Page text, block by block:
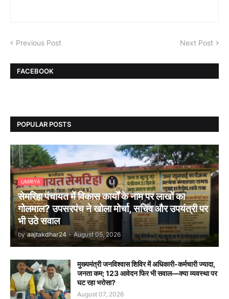
Previous Post Next Post
FACEBOOK
POPULAR POSTS
UMRIYA
सेमरिहा पंचायत में विकास कार्यों के नाम पर लाखों का
गोलमाल? उपसरपंच ने खोला मोर्चा, सचिव और उपयंत्री पर
भी उठे सवाल
by aajtakdhar24 - August 05, 2026
मुख्यमंत्री जनविश्वास शिविर में अधिकारी-कर्मचारी ज्यादा,
जनता कम; 123 आवेदन फिर भी सवाल—क्या व्यवस्था पर
घट रहा भरोसा?
August 07, 2026